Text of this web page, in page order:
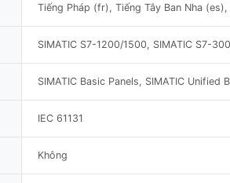
Tiếng Pháp (fr), Tiếng Tây Ban Nha
SIMATIC S7-1200/1500, SIMATIC S7-
SIMATIC Basic Panels, SIMATIC Unified
IEC 61131
Không